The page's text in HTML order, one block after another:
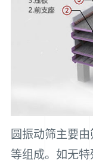
圆振动筛主要
等组成。如无